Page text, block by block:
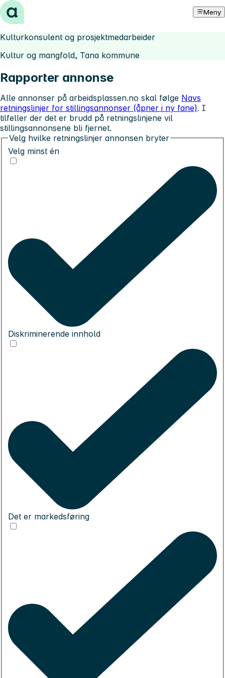
Hopp til innhold Meny
Kulturkonsulent og prosjektmedarbeider
Kultur og mangfold, Tana kommune
Rapporter annonse
Alle annonser på arbeidsplassen.no skal følge Navs
retningslinjer for stillingsannonser (åpner i ny fane). I
tilfeller der det er brudd på retningslinjene vil
stillingsannonsene bli fjernet.
Velg hvilke retningslinjer annonsen bryter
Velg minst én
Diskriminerende innhold
Det er markedsføring